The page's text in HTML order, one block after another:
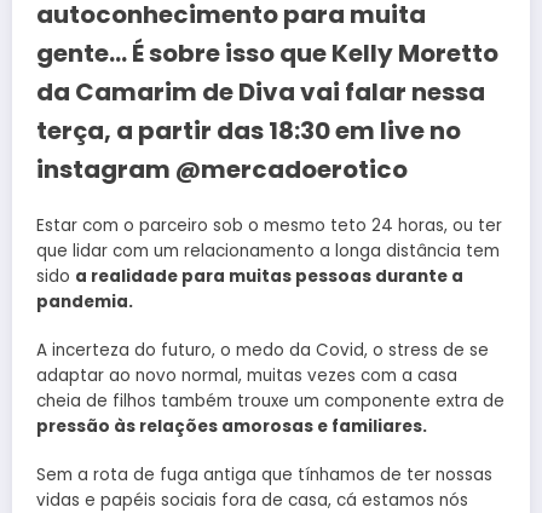
autoconhecimento para muita
gente… É sobre isso que Kelly Moretto
da Camarim de Diva vai falar nessa
terça, a partir das 18:30 em live no
instagram @mercadoerotico
Estar com o parceiro sob o mesmo teto 24 horas, ou ter
que lidar com um relacionamento a longa distância tem
sido a realidade para muitas pessoas durante a
pandemia.
A incerteza do futuro, o medo da Covid, o stress de se
adaptar ao novo normal, muitas vezes com a casa
cheia de filhos também trouxe um componente extra de
pressão às relações amorosas e familiares.
Sem a rota de fuga antiga que tínhamos de ter nossas
vidas e papéis sociais fora de casa, cá estamos nós